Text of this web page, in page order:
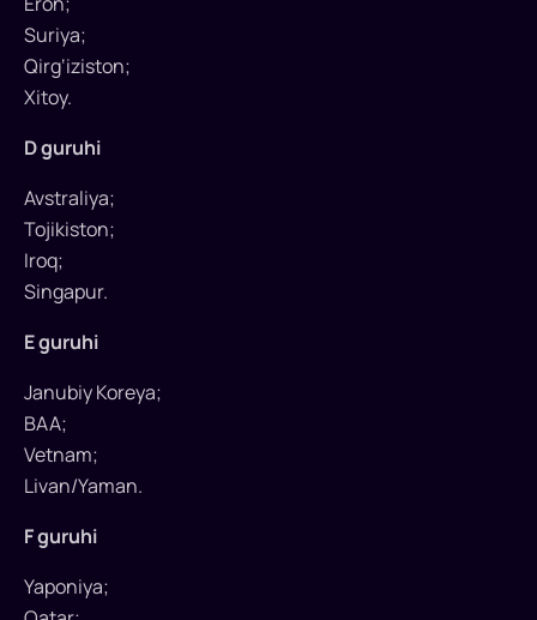
milliy
terma
jamoasi
Iordaniya,
Bahrayn
Shimoliy
Koreya
bilan
birga
guruhidan
oldi.
Musobaqa
kelasi
yilning
oyida
oladi.
Suriya;
Qirg‘iziston;
Xitoy.
D guruhi
Avstraliya;
Tojikiston;
Iroq;
Singapur.
E guruhi
Janubiy Koreya;
BAA;
Vetnam;
Livan/Yaman.
F guruhi
Yaponiya;